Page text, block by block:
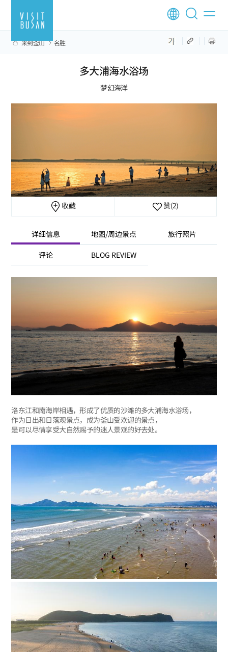
来到釜山 名胜
多大浦海水浴场
梦幻海洋
收藏 赞(2)
详细信息 地图/周边景点 旅行照片
评论 BLOG REVIEW
洛东江和南海岸相遇，形成了优质的沙滩的多大浦海水浴场，
作为日出和日落观景点，成为釜山受欢迎的景点，
是可以尽情享受大自然赐予的迷人景观的好去处。